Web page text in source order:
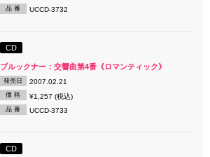
品 番 UCCD-3732
CD
ブルックナー：交響曲第4番《ロマンティック》
発売日 2007.02.21
価 格 ¥1,257 (税込)
品 番 UCCD-3733
CD